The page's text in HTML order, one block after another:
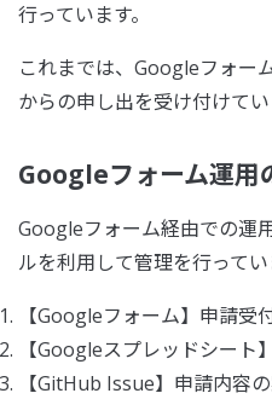
行っています。
これまでは、Googleフォー
からの申し出を受け付けてい
Googleフォーム運用
Googleフォーム経由での運
ルを利用して管理を行ってい
【Googleフォーム】申請受
【Googleスプレッドシート
【GitHub Issue】申請内容